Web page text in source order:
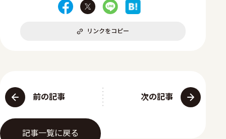
リンクをコピー
前の記事 次の記事
記事一覧に戻る